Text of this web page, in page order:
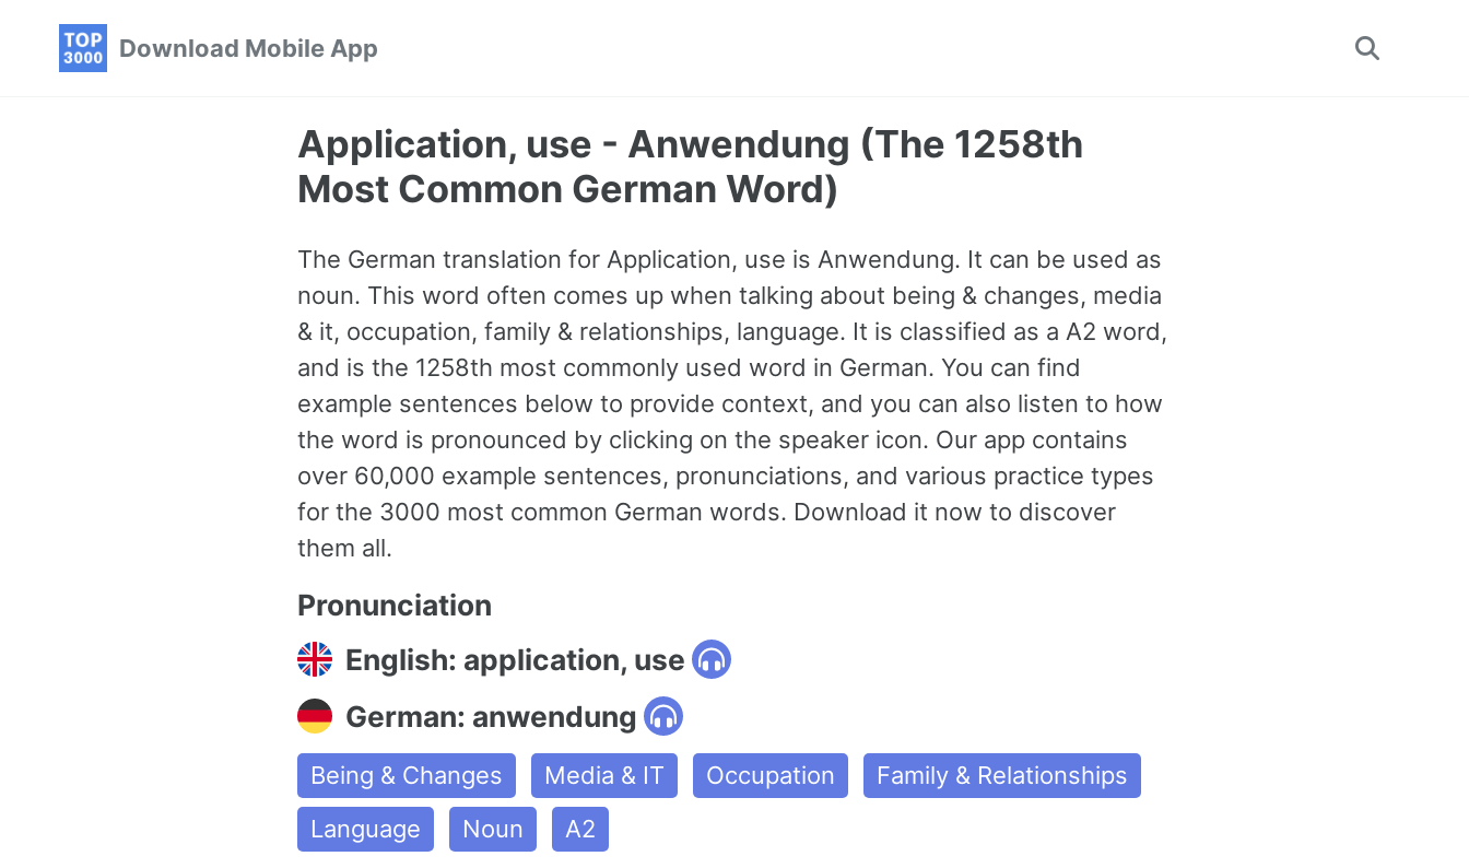
Download Mobile App
Toggle
Application, use - Anwendung (The 1258th
Most Common German Word)
The German translation for Application, use is Anwendung. It can be used as
noun. This word often comes up when talking about being & changes, media
& it, occupation, family & relationships, language. It is classified as a A2 word,
and is the 1258th most commonly used word in German. You can find
example sentences below to provide context, and you can also listen to how
the word is pronounced by clicking on the speaker icon. Our app contains
over 60,000 example sentences, pronunciations, and various practice types
for the 3000 most common German words. Download it now to discover
them all.
Pronunciation
English: application, use
German: anwendung
Being & Changes Media & IT Occupation
Family & Relationships
Language
Noun A2